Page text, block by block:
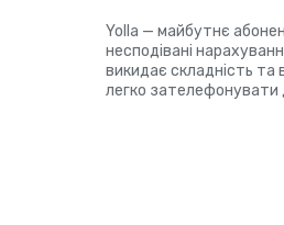
Yolla — майбутнє
несподівані
викидає складність та
легко зателефонувати